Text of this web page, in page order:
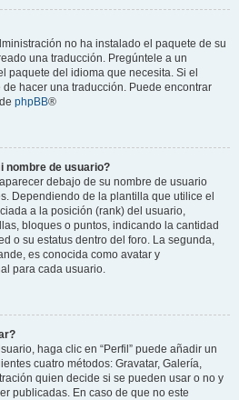
no ha instalado el paquete de su
una traducción. Pregúntele a un
paquete del idioma que necesita. Si el
hacer una traducción. Puede encontrar
phpBB®
nombre de usuario?
debajo de su nombre de usuario
Dependiendo de la plantilla que utilice el
a la posición (rank) del usuario,
bloques o puntos, indicando la cantidad
o su estatus dentro del foro. La segunda,
es conocida como avatar y
para cada usuario.
haga clic en “Perfil” puede añadir un
cuatro métodos: Gravatar, Galería,
quien decide si se pueden usar o no y
publicadas. En caso de que no este